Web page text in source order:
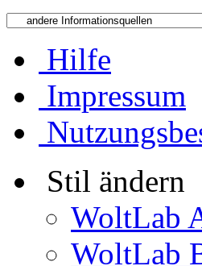
Hilfe
Impressum
Stil ändern
WoltLab
WoltLab